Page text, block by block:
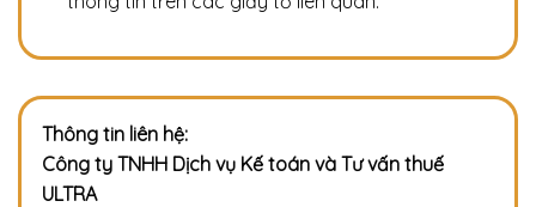
Thông tin liên hệ:
Công ty TNHH Dịch vụ Kế toán và Tư vấn thuế
ULTRA